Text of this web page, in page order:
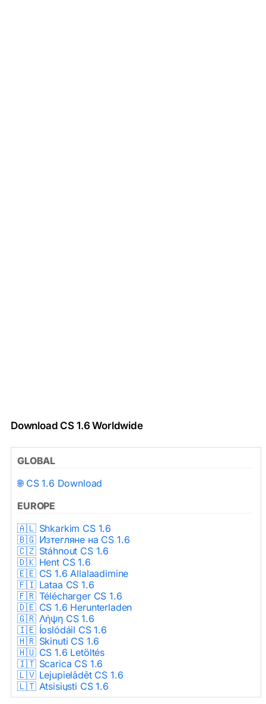
Download CS 1.6 Worldwide
GLOBAL
🌐 CS 1.6 Download
EUROPE
🇦🇱 Shkarkim CS 1.6
🇧🇬 Изтегляне на CS 1.6
🇨🇿 Stáhnout CS 1.6
🇩🇰 Hent CS 1.6
🇪🇪 CS 1.6 Allalaadimine
🇫🇮 Lataa CS 1.6
🇫🇷 Télécharger CS 1.6
🇩🇪 CS 1.6 Herunterladen
🇬🇷 Λήψη CS 1.6
🇮🇪 Íoslódáil CS 1.6
🇭🇷 Skinuti CS 1.6
🇭🇺 CS 1.6 Letöltés
🇮🇹 Scarica CS 1.6
🇱🇻 Lejupielādēt CS 1.6
🇱🇹 Atsisiųsti CS 1.6
🇳🇱 CS 1.6 Downloaden